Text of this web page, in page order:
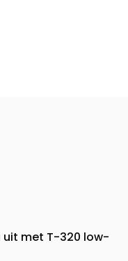
met T-320 low-